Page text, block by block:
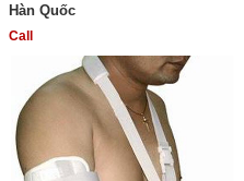
Hàn Quốc
Call